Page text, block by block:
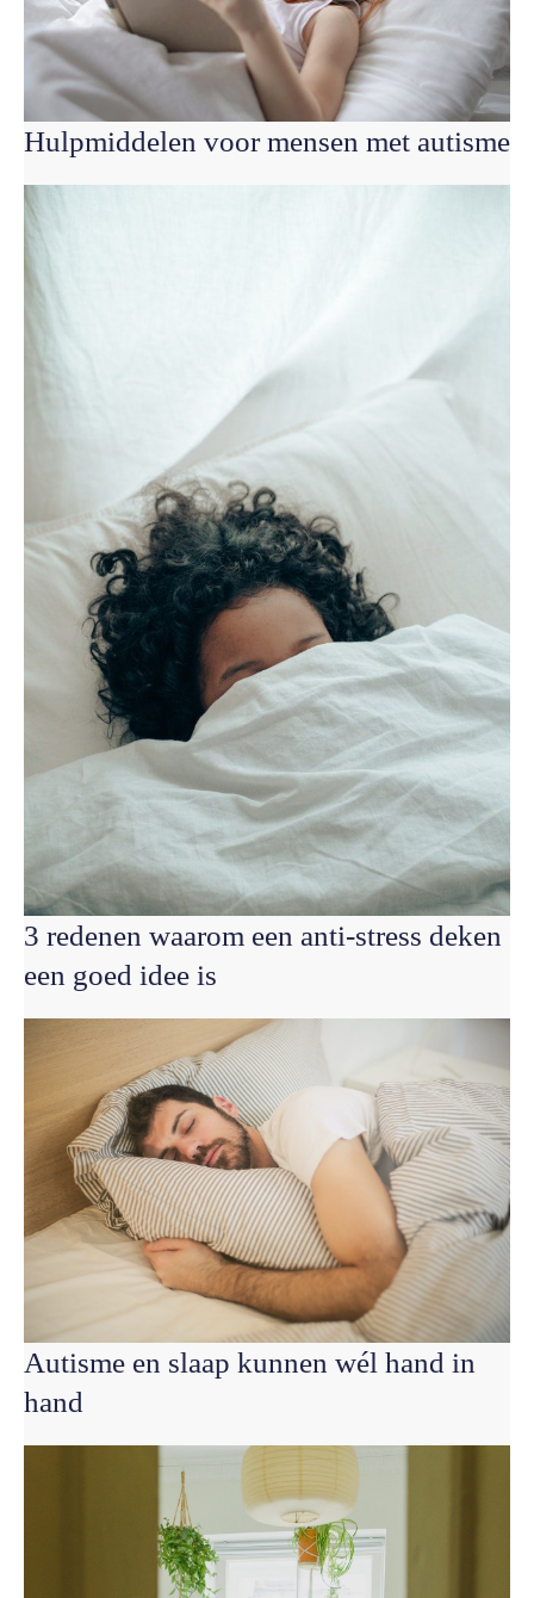
Hulpmiddelen voor mensen met autisme
3 redenen waarom een anti-stress deken
een goed idee is
Autisme en slaap kunnen wél hand in
hand